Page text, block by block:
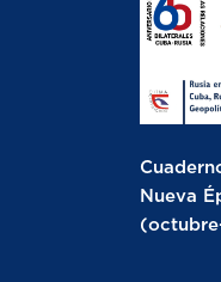
Nueva